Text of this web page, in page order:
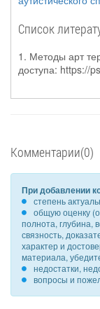
Список
1. Методы арт
доступа: https://
Комментарии(0)
При добавлении
степень
общую оценку
полнота, глубина,
связность,
характер и
материала,
недостатки,
вопросы и